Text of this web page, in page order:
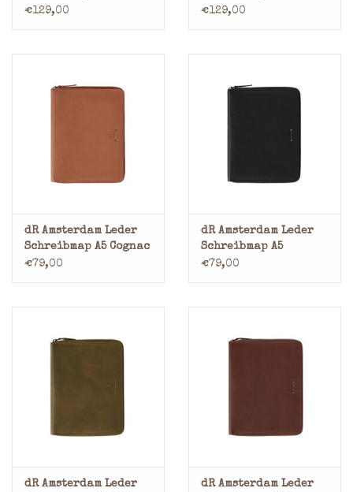
€129,00
Schwarz
€129,00
dR Amsterdam Leder
Schreibmap A5 Cognac
€79,00
dR Amsterdam Leder
Schreibmap A5
Schwarz
€79,00
dR Amsterdam Leder
dR Amsterdam Leder